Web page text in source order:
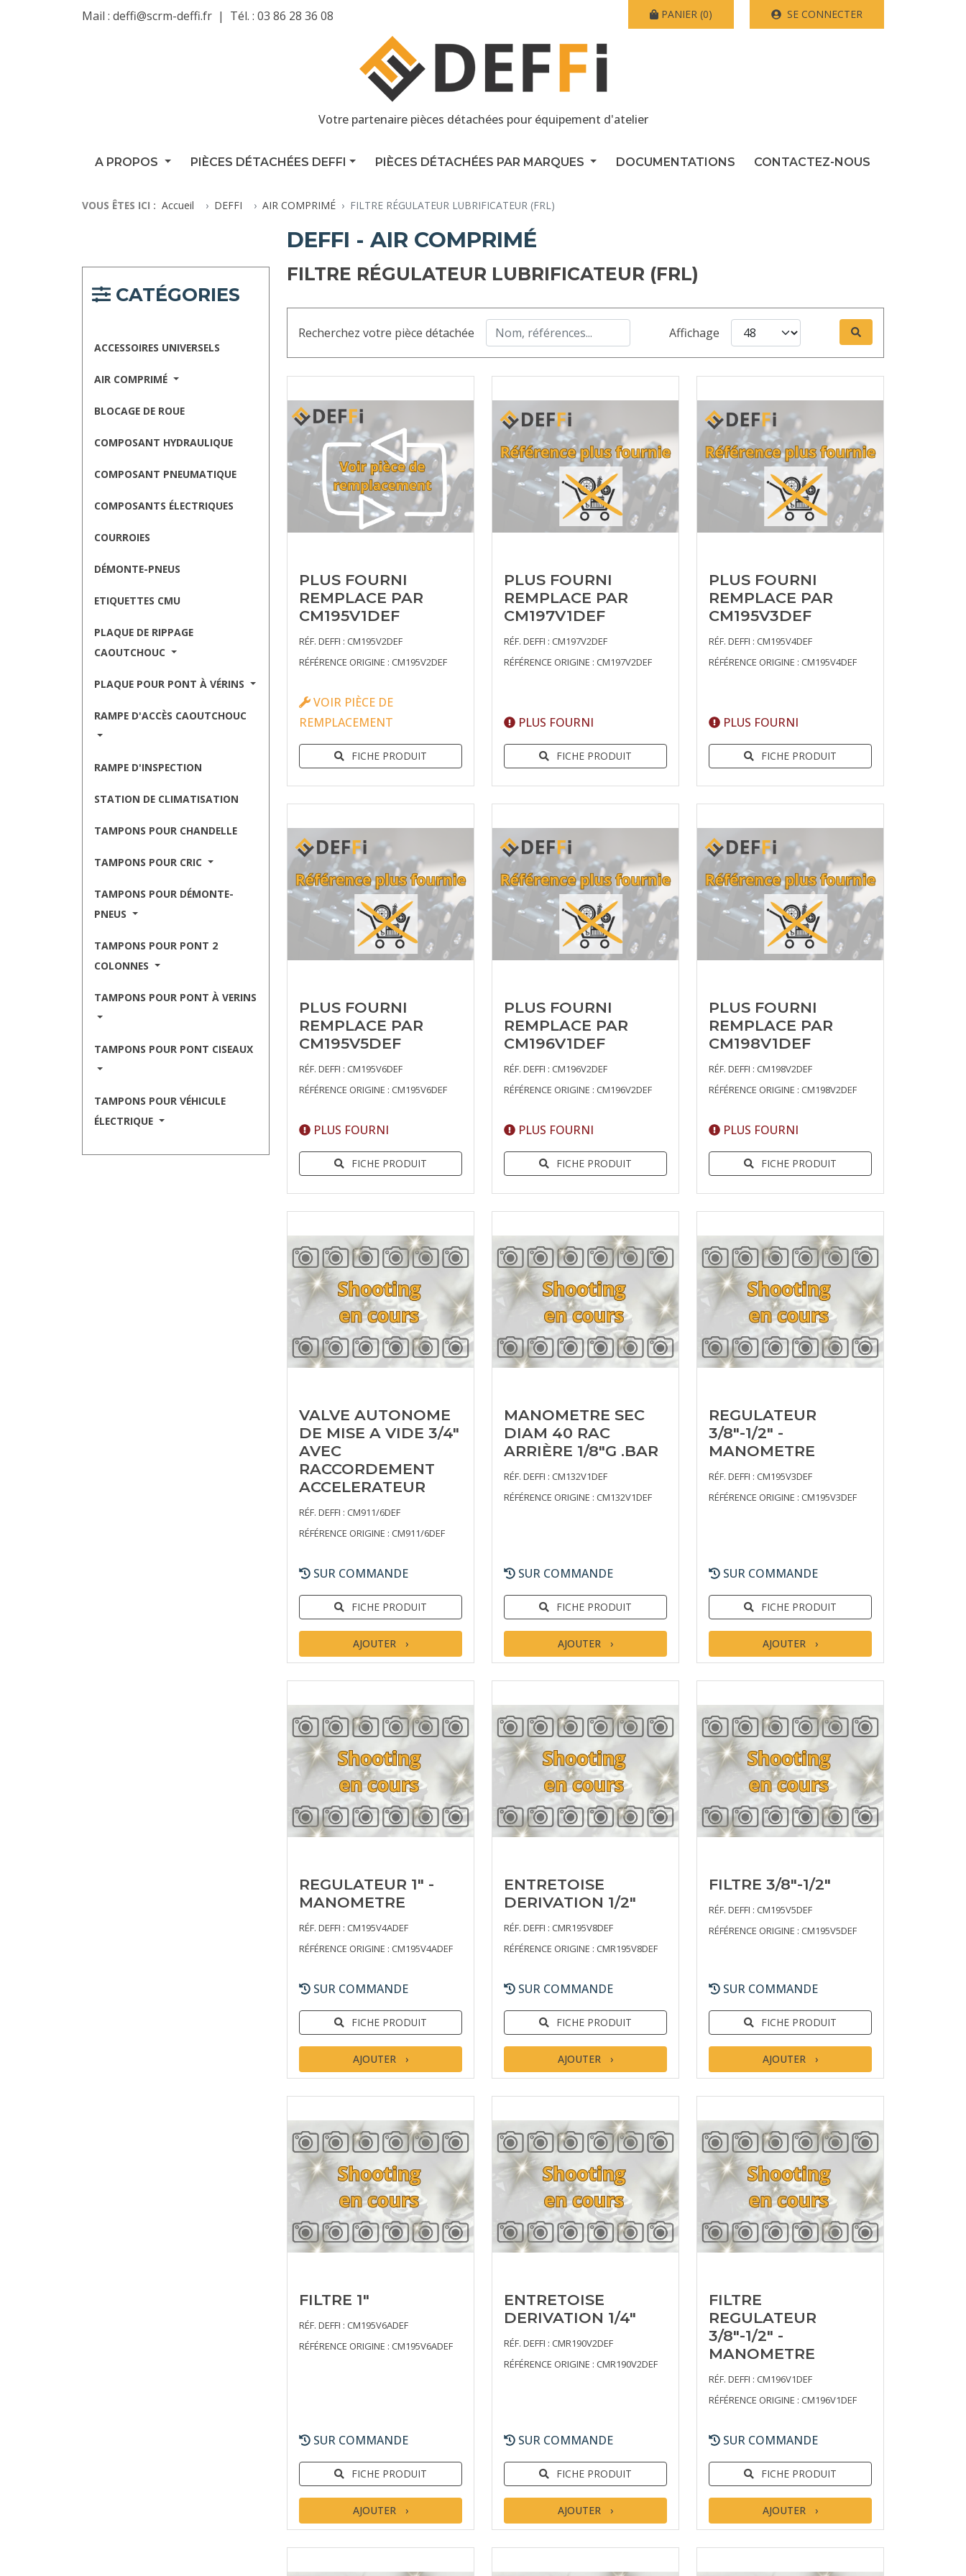
Mail : deffi@scrm-deffi.fr Tél. : 03 86 28 36 08 PANIER (0) SE CONNECTER
Votre partenaire pièces détachées pour équipement d'atelier
A PROPOS PIÈCES DÉTACHÉES DEFFI PIÈCES DÉTACHÉES PAR MARQUES DOCUMENTATIONS CONTACTEZ-NOUS
VOUS ÊTES ICI : Accueil DEFFI AIR COMPRIMÉ FILTRE RÉGULATEUR LUBRIFICATEUR (FRL)
CATÉGORIES
ACCESSOIRES UNIVERSELS
AIR COMPRIMÉ
BLOCAGE DE ROUE
COMPOSANT HYDRAULIQUE
COMPOSANT PNEUMATIQUE
COMPOSANTS ÉLECTRIQUES
COURROIES
DÉMONTE-PNEUS
ETIQUETTES CMU
PLAQUE DE RIPPAGE
CAOUTCHOUC
PLAQUE POUR PONT À VÉRINS
RAMPE D'ACCÈS CAOUTCHOUC
RAMPE D'INSPECTION
STATION DE CLIMATISATION
TAMPONS POUR CHANDELLE
TAMPONS POUR CRIC
TAMPONS POUR DÉMONTE-
PNEUS
TAMPONS POUR PONT 2
COLONNES
TAMPONS POUR PONT À VERINS
TAMPONS POUR PONT CISEAUX
TAMPONS POUR VÉHICULE
ÉLECTRIQUE
DEFFI - AIR COMPRIMÉ
FILTRE RÉGULATEUR LUBRIFICATEUR (FRL)
Recherchez votre pièce détachée Affichage
PLUS FOURNI
REMPLACE PAR
CM195V1DEF
RÉF. DEFFI : CM195V2DEF
RÉFÉRENCE ORIGINE : CM195V2DEF
VOIR PIÈCE DE
REMPLACEMENT
FICHE PRODUIT
PLUS FOURNI
REMPLACE PAR
CM197V1DEF
RÉF. DEFFI : CM197V2DEF
RÉFÉRENCE ORIGINE : CM197V2DEF
PLUS FOURNI
FICHE PRODUIT
PLUS FOURNI
REMPLACE PAR
CM195V3DEF
RÉF. DEFFI : CM195V4DEF
RÉFÉRENCE ORIGINE : CM195V4DEF
PLUS FOURNI
FICHE PRODUIT
PLUS FOURNI
REMPLACE PAR
CM195V5DEF
RÉF. DEFFI : CM195V6DEF
RÉFÉRENCE ORIGINE : CM195V6DEF
PLUS FOURNI
FICHE PRODUIT
PLUS FOURNI
REMPLACE PAR
CM196V1DEF
RÉF. DEFFI : CM196V2DEF
RÉFÉRENCE ORIGINE : CM196V2DEF
PLUS FOURNI
FICHE PRODUIT
PLUS FOURNI
REMPLACE PAR
CM198V1DEF
RÉF. DEFFI : CM198V2DEF
RÉFÉRENCE ORIGINE : CM198V2DEF
PLUS FOURNI
FICHE PRODUIT
VALVE AUTONOME
DE MISE A VIDE 3/4"
AVEC
RACCORDEMENT
ACCELERATEUR
RÉF. DEFFI : CM911/6DEF
RÉFÉRENCE ORIGINE : CM911/6DEF
SUR COMMANDE
FICHE PRODUIT
AJOUTER
MANOMETRE SEC
DIAM 40 RAC
ARRIÈRE 1/8"G .BAR
RÉF. DEFFI : CM132V1DEF
RÉFÉRENCE ORIGINE : CM132V1DEF
SUR COMMANDE
FICHE PRODUIT
AJOUTER
REGULATEUR
3/8"-1/2" -
MANOMETRE
RÉF. DEFFI : CM195V3DEF
RÉFÉRENCE ORIGINE : CM195V3DEF
SUR COMMANDE
FICHE PRODUIT
AJOUTER
REGULATEUR 1" -
MANOMETRE
RÉF. DEFFI : CM195V4ADEF
RÉFÉRENCE ORIGINE : CM195V4ADEF
SUR COMMANDE
FICHE PRODUIT
AJOUTER
ENTRETOISE
DERIVATION 1/2"
RÉF. DEFFI : CMR195V8DEF
RÉFÉRENCE ORIGINE : CMR195V8DEF
SUR COMMANDE
FICHE PRODUIT
AJOUTER
FILTRE 3/8"-1/2"
RÉF. DEFFI : CM195V5DEF
RÉFÉRENCE ORIGINE : CM195V5DEF
SUR COMMANDE
FICHE PRODUIT
AJOUTER
FILTRE 1"
RÉF. DEFFI : CM195V6ADEF
RÉFÉRENCE ORIGINE : CM195V6ADEF
SUR COMMANDE
FICHE PRODUIT
AJOUTER
ENTRETOISE
DERIVATION 1/4"
RÉF. DEFFI : CMR190V2DEF
RÉFÉRENCE ORIGINE : CMR190V2DEF
SUR COMMANDE
FICHE PRODUIT
AJOUTER
FILTRE
REGULATEUR
3/8"-1/2" -
MANOMETRE
RÉF. DEFFI : CM196V1DEF
RÉFÉRENCE ORIGINE : CM196V1DEF
SUR COMMANDE
FICHE PRODUIT
AJOUTER